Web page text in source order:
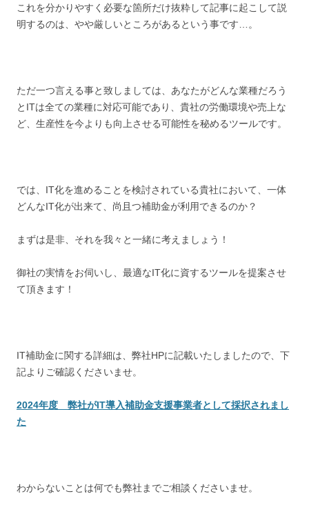
これを分かりやすく必要な箇所だけ抜粋して記事に起こして説
明するのは、やや厳しいところがあるという事です…。
ただ一つ言える事と致しましては、あなたがどんな業種だろう
とITは全ての業種に対応可能であり、貴社の労働環境や売上な
ど、生産性を今よりも向上させる可能性を秘めるツールです。
では、IT化を進めることを検討されている貴社において、一体
どんなIT化が出来て、尚且つ補助金が利用できるのか？
まずは是非、それを我々と一緒に考えましょう！
御社の実情をお伺いし、最適なIT化に資するツールを提案させ
て頂きます！
IT補助金に関する詳細は、弊社HPに記載いたしましたので、下
記よりご確認くださいませ。
2024年度 弊社がIT導入補助金支援事業者として採択されまし
た
わからないことは何でも弊社までご相談くださいませ。